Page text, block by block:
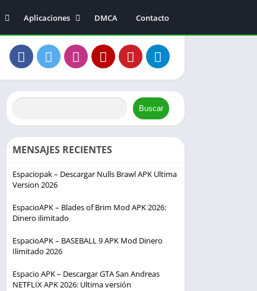
Aplicaciones
Música y audio
Entretenimiento
Comunicación
DMCA Contacto
Buscar
MENSAJES RECIENTES
Espaciopak – Descargar Nulls Brawl APK Ultima
Version 2026
EspacioAPK – Blades of Brim Mod APK 2026:
Dinero ilimitado
EspacioAPK – BASEBALL 9 APK Mod Dinero
Ilimitado 2026
Espacio APK – Descargar GTA San Andreas
NETFLIX APK 2026: Ultima versión